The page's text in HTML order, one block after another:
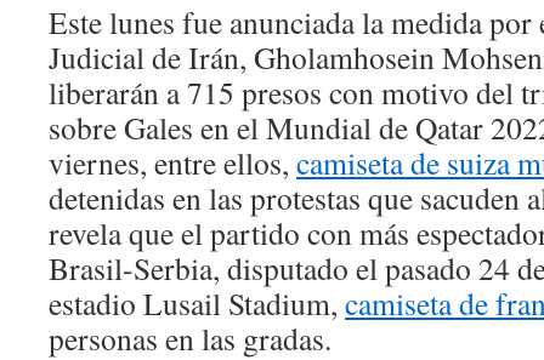
Este lunes fue anunciada la medida por
Judicial de Irán, Gholamhosein
liberarán a 715 presos con motivo del
sobre Gales en el Mundial de Qatar
viernes, entre ellos, camiseta de suiza
detenidas en las protestas que sacuden
revela que el partido con más
Brasil-Serbia, disputado el pasado 24
estadio Lusail Stadium, camiseta de
personas en las gradas.